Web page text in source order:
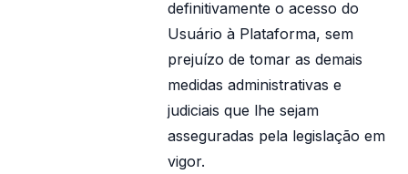
definitivamente o acesso do
Usuário à Plataforma, sem
prejuízo de tomar as demais
medidas administrativas e
judiciais que lhe sejam
asseguradas pela legislação em
vigor.